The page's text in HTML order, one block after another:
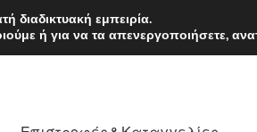
Δευτέρα-Παρ.
διαδικτυακή εμπειρία.
ή για να τα απενεργοποιήσετε,